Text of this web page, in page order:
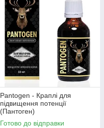
Pantogen - Краплі для
підвищення потенції
(Пантоген)
Готово до відправки